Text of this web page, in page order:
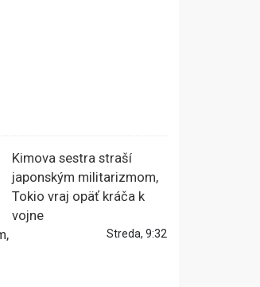
Kimova sestra straší
japonským militarizmom,
Tokio vraj opäť kráča k
vojne
Streda, 9:32